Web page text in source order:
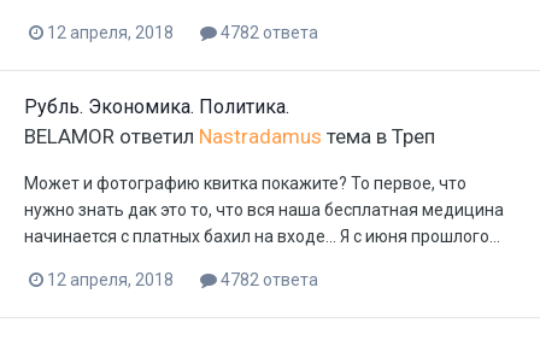
12 апреля, 2018 4782 ответа
Рубль. Экономика. Политика.
BELAMOR ответил Nastradamus тема в Треп
Может и фотографию квитка покажите? То первое, что
нужно знать дак это то, что вся наша бесплатная медицина
начинается с платных бахил на входе... Я с июня прошлого...
12 апреля, 2018 4782 ответа